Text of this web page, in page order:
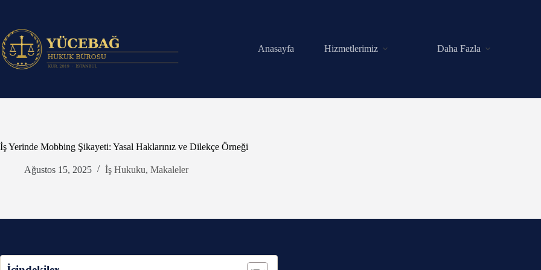
Anasayfa Hizmetlerimiz Daha Fazla
İş Yerinde Mobbing Şikayeti: Yasal Haklarınız ve Dilekçe Örneği
Ağustos 15, 2025 İş Hukuku, Makaleler